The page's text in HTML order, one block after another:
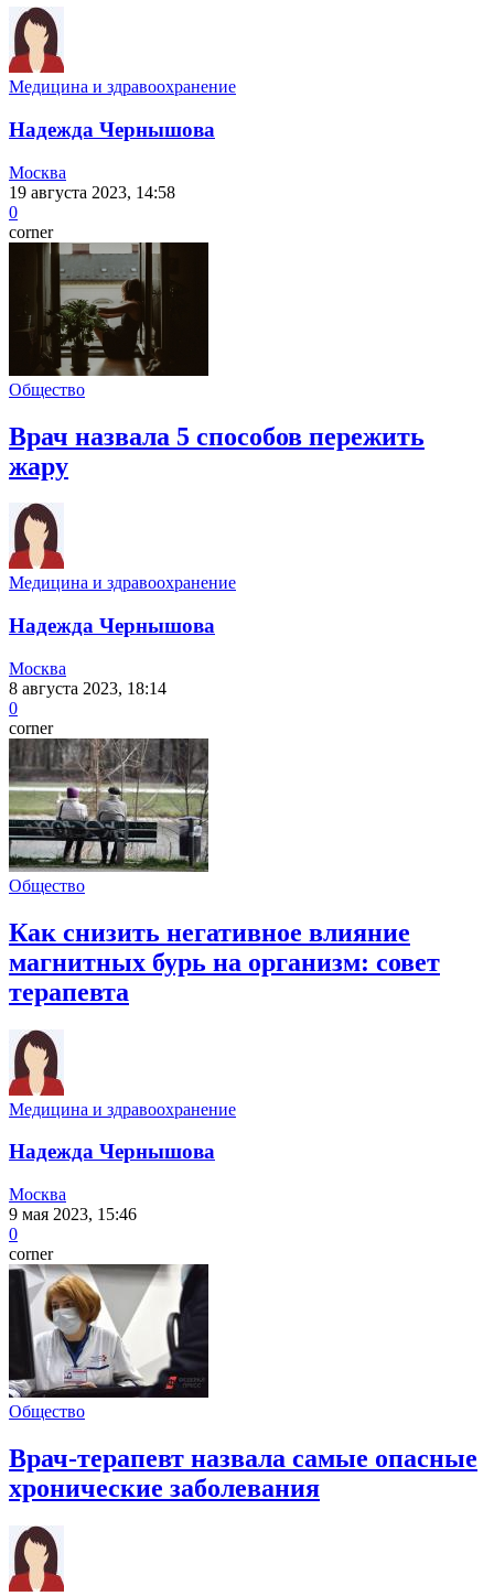
Медицина и здравоохранение
Надежда Чернышова
Москва
19 августа 2023, 14:58
0
corner
Общество
Врач назвала 5 способов пережить
жару
Медицина и здравоохранение
Надежда Чернышова
Москва
8 августа 2023, 18:14
0
corner
Общество
Как снизить негативное влияние
магнитных бурь на организм: совет
терапевта
Медицина и здравоохранение
Надежда Чернышова
Москва
9 мая 2023, 15:46
0
corner
Общество
Врач-терапевт назвала самые опасные
хронические заболевания